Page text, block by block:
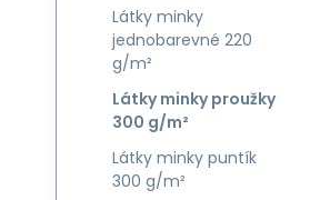
Látky minky
jednobarevné 220
g/m²
Látky minky proužky
300 g/m²
Látky minky puntík
300 g/m²